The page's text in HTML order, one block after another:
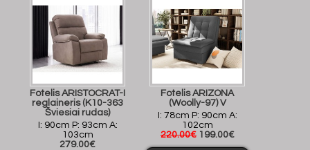
Fotelis ARISTOCRAT-I
reglaineris (K10-363
Šviesiai rudas)
I: 90cm P: 93cm A:
103cm
279.00€
Fotelis ARIZONA
(Woolly-97) V
I: 78cm P: 90cm A:
102cm
220.00€ 199.00€